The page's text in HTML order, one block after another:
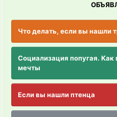
Что делать, если вы нашли
Социализация попугая. Как
мечты
Если вы нашли птенца